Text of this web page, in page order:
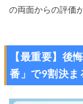
の両面からの評価
【最重要】後
番」で9割決ま